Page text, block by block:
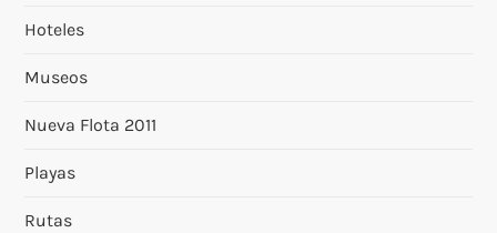
Hoteles
Museos
Nueva Flota 2011
Playas
Rutas